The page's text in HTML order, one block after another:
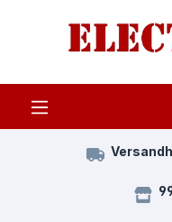
Zum Hauptinhalt